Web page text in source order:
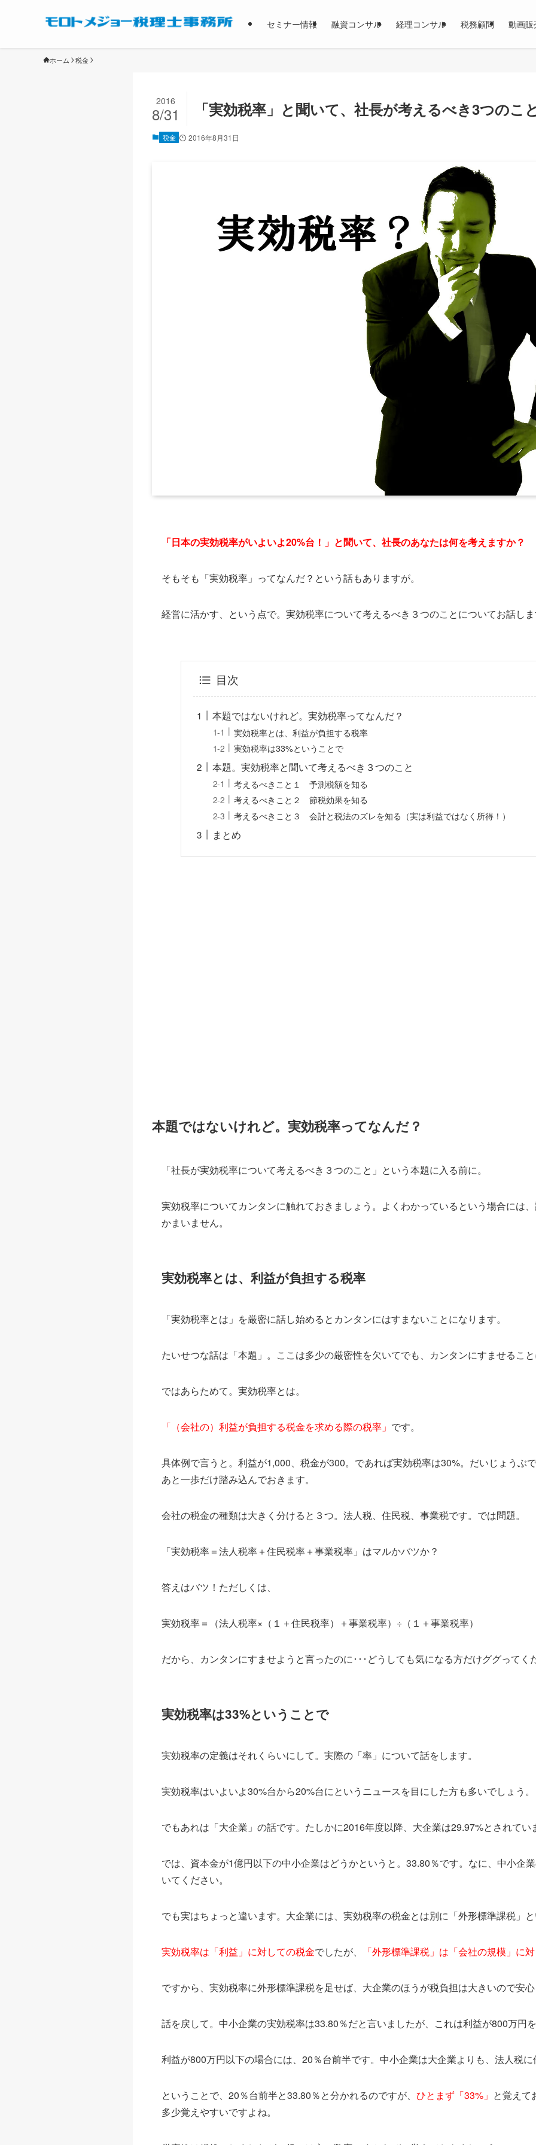
セミナー情報 融資コンサル 経理コンサル 税務顧問 動画販
ホーム 税金
「実効税率」と聞いて、社長が考えるべき3つのこ
2016
8/31
税金 2016年8月31日
「日本の実効税率がいよいよ20%台！」と聞いて、社長のあなたは何を考えますか？
そもそも「実効税率」ってなんだ？という話もありますが。
経営に活かす、という点で。実効税率について考えるべき３つのことについてお話し
目次
本題ではないけれど。実効税率ってなんだ？
実効税率とは、利益が負担する税率
実効税率は33%ということで
本題。実効税率と聞いて考えるべき３つのこと
考えるべきこと１ 予測税額を知る
考えるべきこと２ 節税効果を知る
考えるべきこと３ 会計と税法のズレを知る（実は利益ではなく所得！）
まとめ
本題ではないけれど。実効税率ってなんだ？
「社長が実効税率について考えるべき３つのこと」という本題に入る前に。
実効税率についてカンタンに触れておきましょう。よくわかっているという場合には
かまいません。
実効税率とは、利益が負担する税率
「実効税率とは」を厳密に話し始めるとカンタンにはすまないことになります。
たいせつな話は「本題」。ここは多少の厳密性を欠いてでも、カンタンにすませるこ
ではあらためて。実効税率とは。
「（会社の）利益が負担する税金を求める際の税率」 です。
具体例で言うと。利益が1,000、税金が300。であれば実効税率は30%。だいじょうぶ
あと一歩だけ踏み込んでおきます。
会社の税金の種類は大きく分けると３つ。法人税、住民税、事業税です。では問題。
「実効税率＝法人税率＋住民税率＋事業税率」はマルかバツか？
答えはバツ！ただしくは、
実効税率＝（法人税率×（１＋住民税率）＋事業税率）÷（１＋事業税率）
だから、カンタンにすませようと言ったのに･･･どうしても気になる方だけググってく
実効税率は33%ということで
実効税率の定義はそれくらいにして。実際の「率」について話をします。
実効税率はいよいよ30%台から20%台にというニュースを目にした方も多いでしょう。
でもあれは「大企業」の話です。たしかに2016年度以降、大企業は29.97%とされてい
では、資本金が1億円以下の中小企業はどうかというと。33.80％です。なに、中小企
いてください。
でも実はちょっと違います。大企業には、実効税率の税金とは別に「外形標準課税」
実効税率は「利益」に対しての税金でしたが、 「外形標準課税」は「会社の規模」に
ですから、実効税率に外形標準課税を足せば、大企業のほうが税負担は大きいので安
話を戻して。中小企業の実効税率は33.80％だと言いましたが、これは利益が800万円
利益が800万円以下の場合には、20％台前半です。中小企業は大企業よりも、法人税
ということで、20％台前半と33.80％と分かれるのですが、 ひとまず「33%」 と覚えて
多少覚えやすいですよね。